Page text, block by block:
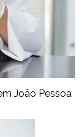
João Pessoa